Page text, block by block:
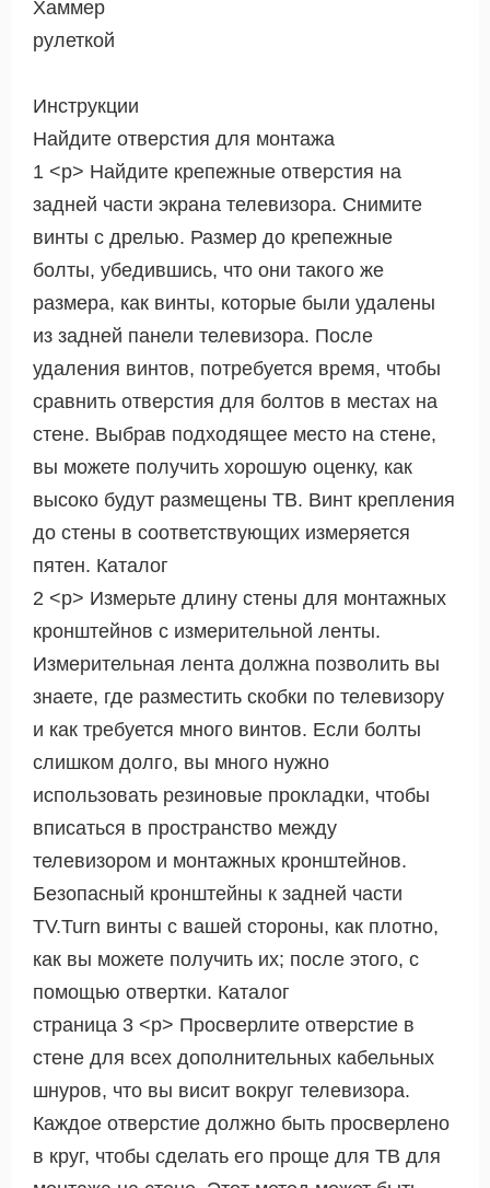
Хаммер
рулеткой
Инструкции
Найдите отверстия для монтажа
1 <р> Найдите крепежные отверстия на
задней части экрана телевизора. Снимите
винты с дрелью. Размер до крепежные
болты, убедившись, что они такого же
размера, как винты, которые были удалены
из задней панели телевизора. После
удаления винтов, потребуется время, чтобы
сравнить отверстия для болтов в местах на
стене. Выбрав подходящее место на стене,
вы можете получить хорошую оценку, как
высоко будут размещены ТВ. Винт крепления
до стены в соответствующих измеряется
пятен. Каталог
2 <р> Измерьте длину стены для монтажных
кронштейнов с измерительной ленты.
Измерительная лента должна позволить вы
знаете, где разместить скобки по телевизору
и как требуется много винтов. Если болты
слишком долго, вы много нужно
использовать резиновые прокладки, чтобы
вписаться в пространство между
телевизором и монтажных кронштейнов.
Безопасный кронштейны к задней части
TV.Turn винты с вашей стороны, как плотно,
как вы можете получить их; после этого, с
помощью отвертки. Каталог
страница 3 <р> Просверлите отверстие в
стене для всех дополнительных кабельных
шнуров, что вы висит вокруг телевизора.
Каждое отверстие должно быть просверлено
в круг, чтобы сделать его проще для ТВ для